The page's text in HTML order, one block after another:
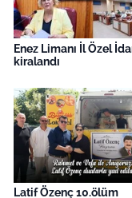
Enez Limanı İl Özel
kiralandı
Latif Özenç 10.ölüm